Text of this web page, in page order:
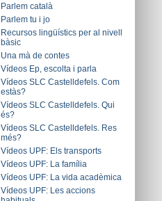
Parlem català
Parlem tu i jo
Recursos lingüístics per al nivell
bàsic
Una mà de contes
Vídeos Ep, escolta i parla
Vídeos SLC Castelldefels. Com
estàs?
Vídeos SLC Castelldefels. Qui
és?
Vídeos SLC Castelldefels. Res
més?
Vídeos UPF: Els transports
Vídeos UPF: La família
Vídeos UPF: La vida acadèmica
Vídeos UPF: Les accions